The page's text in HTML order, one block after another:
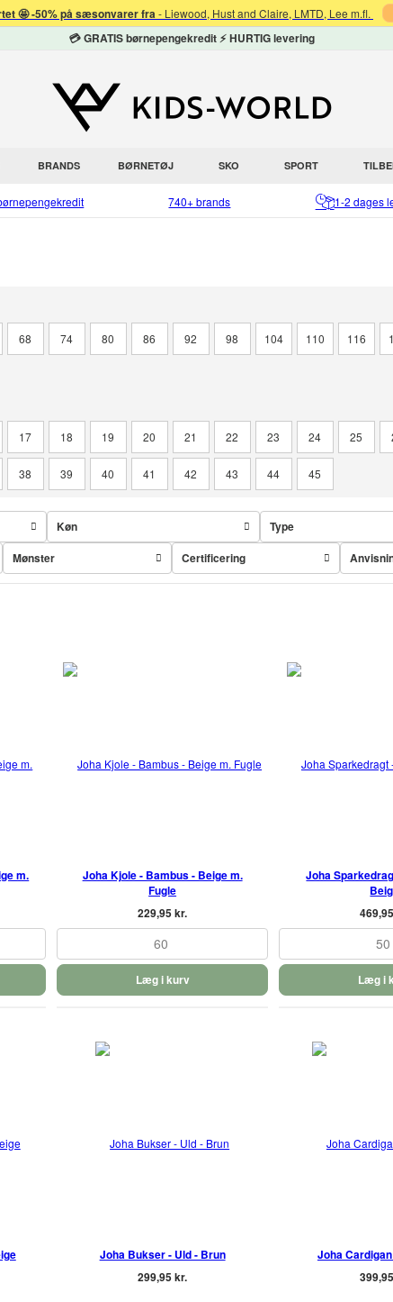
🤩 -50% på sæsonvarer fra- Liewood, Hust and Claire, LMTD, Lee m.fl.
💳 GRATIS børnepengekredit ⚡ HURTIG levering
BRANDS BØRNETØJ SKO SPORT
740+ brands 1-2 dages
68 74 80 86 92 98 104 110 116
17 18 19 20 21 22 23 24 25
38 39 40 41 42 43 44 45
Køn
Type
Mønster Certificering
m.
Joha Kjole - Bambus - Beige m.
Fugle
229,95 kr.
60
Læg i kurv
Joha
50
Læg i
Joha Bukser - Uld - Brun
299,95 kr.
Joha